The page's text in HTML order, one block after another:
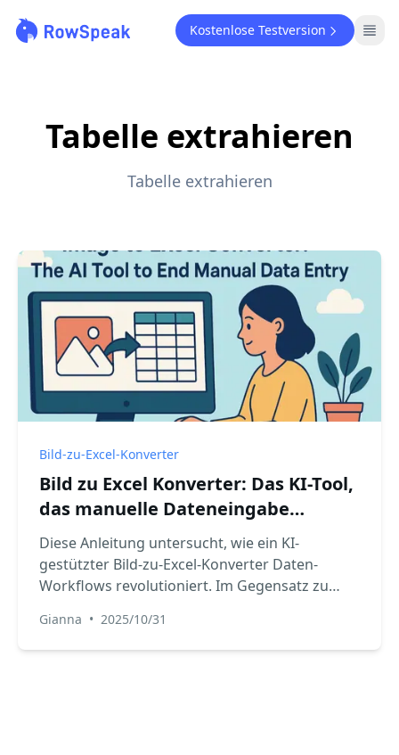
Kostenlose Testversion
Tabelle extrahieren
Tabelle extrahieren
Bild-zu-Excel-Konverter
Bild zu Excel Konverter: Das KI-Tool,
das manuelle Dateneingabe
beendet
Diese Anleitung untersucht, wie ein KI-
gestützter Bild-zu-Excel-Konverter Daten-
Workflows revolutioniert. Im Gegensatz zu
Tabellenstrukturen, um Bilder präzise in
bearbeitbare Tabellen umzuwandeln und
Gianna • 2025/10/31